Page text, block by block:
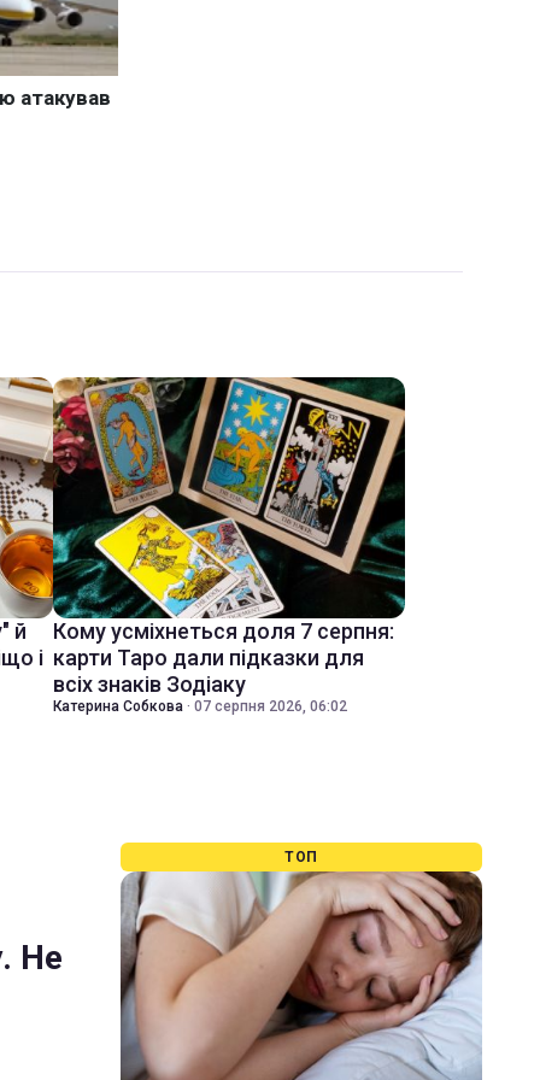
й
і
Кому усміхнеться доля 7 серпня:
карти Таро дали підказки для
всіх знаків Зодіаку
Катерина Собкова · 07 серпня 2026, 06:02
Не
ТОП